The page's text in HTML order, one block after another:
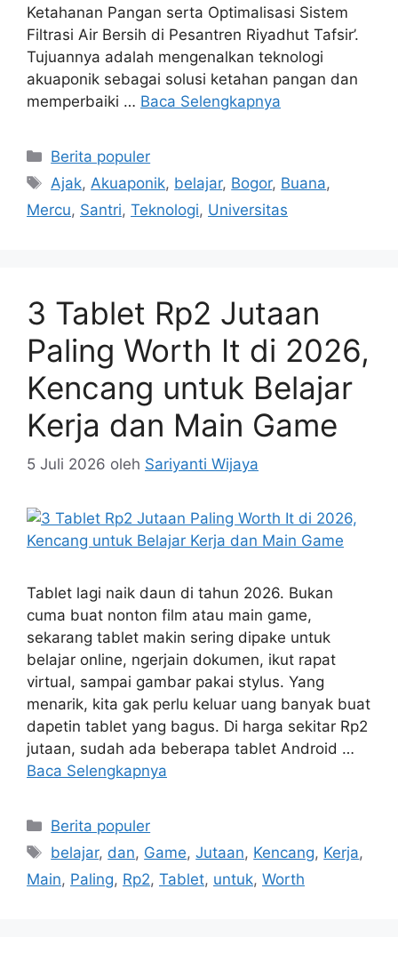
Ketahanan Pangan serta Optimalisasi Sistem
Filtrasi Air Bersih di Pesantren Riyadhut Tafsir’.
Tujuannya adalah mengenalkan teknologi
akuaponik sebagai solusi ketahan pangan dan
memperbaiki … Baca Selengkapnya
Kategori
Berita populer
Tag
Ajak, Akuaponik, belajar, Bogor, Buana,
Mercu, Santri, Teknologi, Universitas
3 Tablet Rp2 Jutaan
Paling Worth It di 2026,
Kencang untuk Belajar
Kerja dan Main Game
5 Juli 2026 oleh Sariyanti Wijaya
Tablet lagi naik daun di tahun 2026. Bukan
cuma buat nonton film atau main game,
sekarang tablet makin sering dipake untuk
belajar online, ngerjain dokumen, ikut rapat
virtual, sampai gambar pakai stylus. Yang
menarik, kita gak perlu keluar uang banyak buat
dapetin tablet yang bagus. Di harga sekitar Rp2
jutaan, sudah ada beberapa tablet Android …
Baca Selengkapnya
Kategori
Berita populer
Tag
belajar, dan, Game,Jutaan, Kencang, Kerja,
Main, Paling, Rp2, Tablet, untuk, Worth